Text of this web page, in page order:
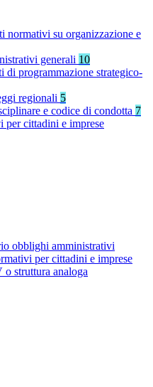
normativi su organizzazione e
generali 10
di programmazione strategico-
regionali 5
e codice di condotta 7
per cittadini e imprese
obblighi amministrativi
per cittadini e imprese
struttura analoga